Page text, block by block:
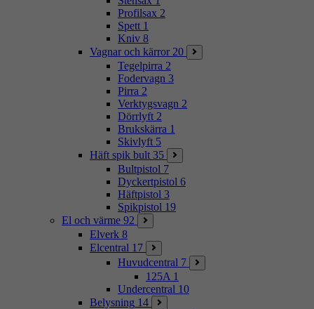
Profilsax 2
Spett 1
Kniv 8
Vagnar och kärror 20
Tegelpirra 2
Fodervagn 3
Pirra 2
Verktygsvagn 2
Dörrlyft 2
Brukskärra 1
Skivlyft 5
Häft spik bult 35
Bultpistol 7
Dyckertpistol 6
Häftpistol 3
Spikpistol 19
El och värme 92
Elverk 8
Elcentral 17
Huvudcentral 7
125A 1
Undercentral 10
Belysning 14